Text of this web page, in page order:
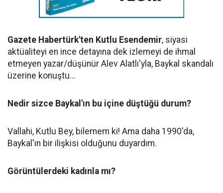
Gazete Habertürk'ten Kutlu Esendemir, siyasi
aktüaliteyi en ince detayına dek izlemeyi de ihmal
etmeyen yazar/düşünür Alev Alatlı'yla, Baykal skandalı
üzerine konuştu...
Nedir sizce Baykal'ın bu içine düştüğü durum?
Vallahi, Kutlu Bey, bilemem ki! Ama daha 1990'da,
Baykal'ın bir ilişkisi olduğunu duyardım.
Görüntülerdeki kadınla mı?